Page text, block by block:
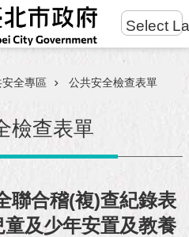
Select
安全專區 公共安全檢查表單
檢查表單
聯合稽(複)查紀錄表
及少年安置及教養